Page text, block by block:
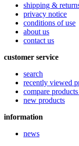
shipping &
privacy notice
conditions of use
about us
contact us
customer service
search
recently viewed
compare
new products
information
news